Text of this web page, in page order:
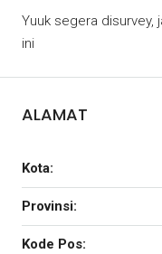
Yuuk segera disurvey,
ini
ALAMAT
Kota:
Provinsi:
Kode Pos: